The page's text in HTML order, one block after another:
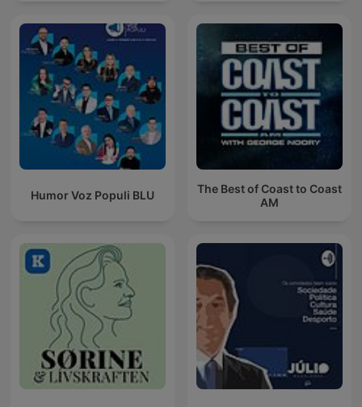
Humor Voz Populi BLU
The Best of Coast to Coast
AM